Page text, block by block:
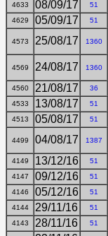
4633 08/09/17 51
4629 05/09/17 51
4573 25/08/17 1360
4569 24/08/17 1360
4560 21/08/17 36
4533 13/08/17 51
4513 05/08/17 51
4499 04/08/17 1387
4149 13/12/16 51
4147 09/12/16 51
4146 05/12/16 51
4144 29/11/16 51
4143 28/11/16 51